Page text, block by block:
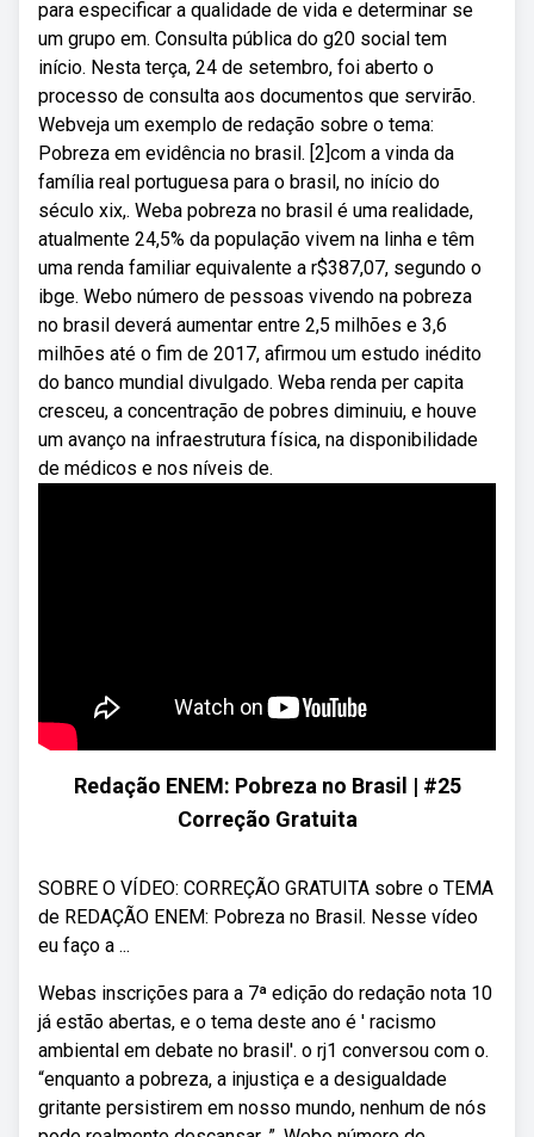
para especificar a qualidade de vida e determinar se
um grupo em. Consulta pública do g20 social tem
início. Nesta terça, 24 de setembro, foi aberto o
processo de consulta aos documentos que servirão.
Webveja um exemplo de redação sobre o tema:
Pobreza em evidência no brasil. [2]com a vinda da
família real portuguesa para o brasil, no início do
século xix,. Weba pobreza no brasil é uma realidade,
atualmente 24,5% da população vivem na linha e têm
uma renda familiar equivalente a r$387,07, segundo o
ibge. Webo número de pessoas vivendo na pobreza
no brasil deverá aumentar entre 2,5 milhões e 3,6
milhões até o fim de 2017, afirmou um estudo inédito
do banco mundial divulgado. Weba renda per capita
cresceu, a concentração de pobres diminuiu, e houve
um avanço na infraestrutura física, na disponibilidade
de médicos e nos níveis de.
Redação ENEM: Pobreza no Brasil | #25
Correção Gratuita
SOBRE O VÍDEO: CORREÇÃO GRATUITA sobre o TEMA
de REDAÇÃO ENEM: Pobreza no Brasil. Nesse vídeo
eu faço a ...
Webas inscrições para a 7ª edição do redação nota 10
já estão abertas, e o tema deste ano é ' racismo
ambiental em debate no brasil'. o rj1 conversou com o.
“enquanto a pobreza, a injustiça e a desigualdade
gritante persistirem em nosso mundo, nenhum de nós